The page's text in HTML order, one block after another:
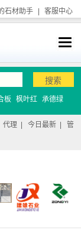
石材助手 客服中心
板 枫叶红 承德绿
代理 今日最新
管